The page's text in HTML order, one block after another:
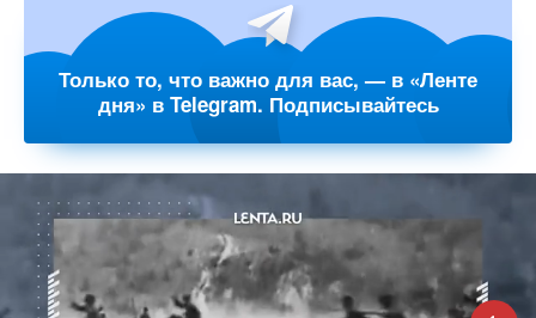
Только то, что важно для вас, — в «Ленте
дня» в Telegram. Подписывайтесь